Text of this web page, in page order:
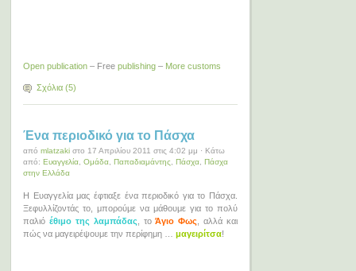
Open publication – Free publishing – More customs
Σχόλια (5)
Ένα περιοδικό για το Πάσχα
από mlatzaki στο 17 Απριλίου 2011 στις 4:02 μμ · Κάτω
από: Ευαγγελία Ομάδα Παπαδιαμάντης Πάσχα Πάσχα
στην Ελλάδα
Η Ευαγγελία μας έφτιαξε ένα περιοδικό για το Πάσχα.
Ξεφυλλίζοντάς το, μπορούμε να μάθουμε για το πολύ
παλιό έθιμο της λαμπάδας , τοΆγιο Φως
, αλλά και
πώς να μαγειρέψουμε την περίφημη … μαγειρίτσα!